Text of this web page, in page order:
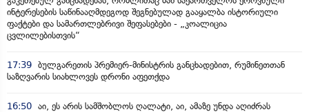
ინტერესების საწინააღმდეგოდ შეგნებულად გააყალბა ისტორიული
ფაქტები და სამართლებრივი შეფასებები - „კოალიცია
ცვლილებისთვის“
17:39 ბულგარეთის პრემიერ-მინისტრის განცხადებით, რუმინეთთან
საზღვარის სიახლოვეს დრონი აფეთქდა
16:50 აი, ეს არის სამშობლოს ღალატი, აი, ამაზე უნდა აღიძრას